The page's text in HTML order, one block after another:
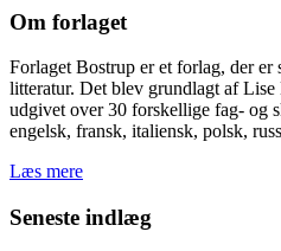
Om forlaget
Forlaget Bostrup er et forlag, der er
litteratur. Det blev grundlagt af
udgivet over 30 forskellige fag- og
engelsk, fransk, italiensk, polsk,
Læs mere
Seneste indlæg